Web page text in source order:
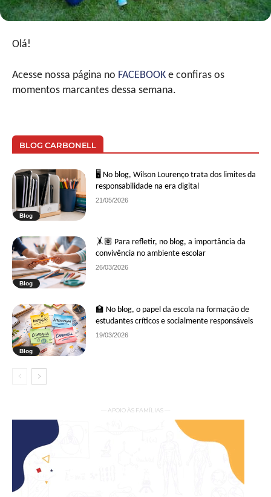
Olá!
Acesse nossa página no FACEBOOK e confiras os
momentos marcantes dessa semana.
BLOG CARBONELL
Blog
🖥 No blog, Wilson Lourenço trata dos limites da
responsabilidade na era digital
21/05/2026
Blog
🤸🏽 Para refletir, no blog, a importância da
convivência no ambiente escolar
26/03/2026
Blog
🏫 No blog, o papel da escola na formação de
estudantes críticos e socialmente responsáveis
19/03/2026
— APOIO ÀS FAMÍLIAS —